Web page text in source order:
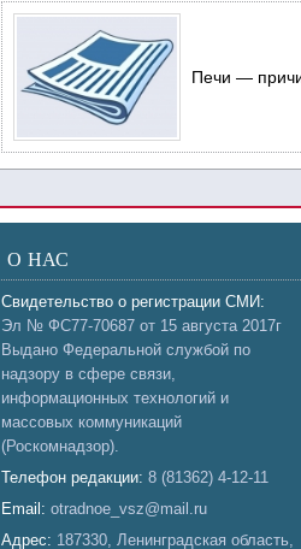
Печи —
О НАС
Свидетельство о регистрации СМИ:
Эл № ФС77-70687 от 15 августа 2017г
Выдано Федеральной службой по
надзору в сфере связи,
информационных технологий и
массовых коммуникаций
(Роскомнадзор).
Телефон редакции: 8 (81362) 4-12-11
Email: otradnoe_vsz@mail.ru
Адрес: 187330, Ленинградская область,